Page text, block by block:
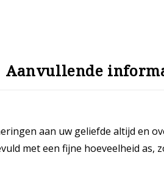
Aanvullende
aan uw geliefde altijd en
met een fijne hoeveelheid as,